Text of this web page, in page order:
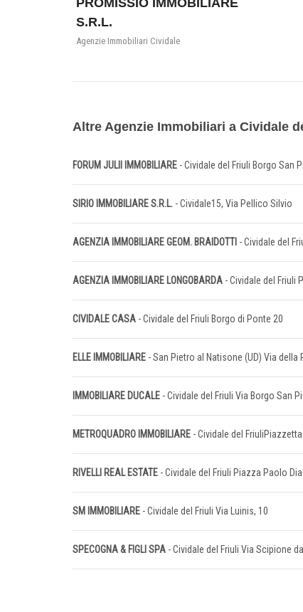
S.R.L.
Agenzie Immobiliari Cividale
Altre Agenzie Immobiliari a Cividale
FORUM JULII IMMOBILIARE - Cividale del Friuli Borgo San
SIRIO IMMOBILIARE S.R.L. - Cividale15, Via Pellico Silvio
AGENZIA IMMOBILIARE GEOM. BRAIDOTTI - Cividale del
AGENZIA IMMOBILIARE LONGOBARDA - Cividale del Friuli
CIVIDALE CASA - Cividale del Friuli Borgo di Ponte 20
ELLE IMMOBILIARE - San Pietro al Natisone (UD) Via
IMMOBILIARE DUCALE - Cividale del Friuli Via Borgo San
METROQUADRO IMMOBILIARE - Cividale del
RIVELLI REAL ESTATE - Cividale del Friuli Piazza Paolo
SM IMMOBILIARE - Cividale del Friuli Via Luinis, 10
SPECOGNA & FIGLI SPA - Cividale del Friuli Via Scipione